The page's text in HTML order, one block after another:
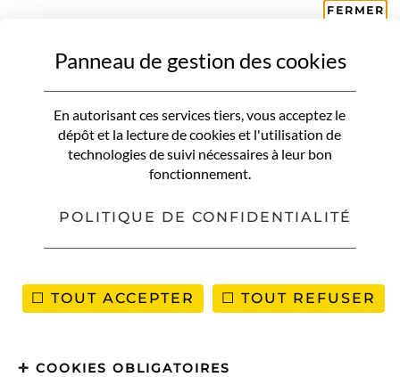
Bolivie: de Potosi en passant par
Sucre et La Paz
FERMER
Panneau de gestion des cookies
En autorisant ces services tiers, vous acceptez le
dépôt et la lecture de cookies et l'utilisation de
technologies de suivi nécessaires à leur bon
fonctionnement.
POLITIQUE DE CONFIDENTIALITÉ
TOUT ACCEPTER TOUT REFUSER
COOKIES OBLIGATOIRES